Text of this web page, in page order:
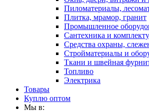
Пиломатериалы,
Плитка, мрамор, гранит
Промышленное
Сантехника и
Средства охраны,
Стройматериалы и
Ткани и швейная
Топливо
Электрика
Товары
Куплю оптом
Мы в: